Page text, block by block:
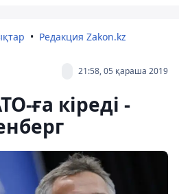
Редакция Zakon.kz
21:58, 05 қараша 2019
ға кіреді -